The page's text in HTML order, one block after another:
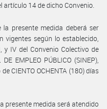
artículo 14 de dicho Convenio.
la presente medida deberá ser
vigentes según lo establecido,
IV del Convenio Colectivo de
EMPLEO PÚBLICO (SINEP),
CIENTO OCHENTA (180) días
presente medida será atendido